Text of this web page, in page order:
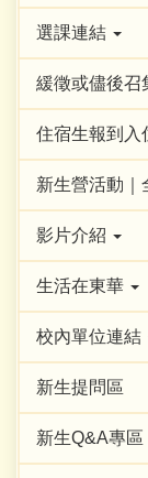
選課連結
緩徵或儘後召
住宿生報到入
新生營活動｜
影片介紹
生活在東華
校內單位連結
新生提問區
新生Q&A專區